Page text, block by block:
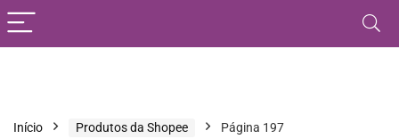
Início Produtos da Shopee Página 197